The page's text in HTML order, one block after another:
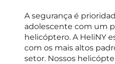
A segurança é
adolescente com um
helicóptero. A HeliNY
com os mais altos
setor. Nossos